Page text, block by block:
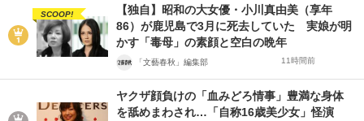
SCOOP!
【独自】昭和の大女優・小川真由美（享年
86）が鹿児島で3月に死去していた 実娘が明
かす「毒母」の素顔と空白の晩年
「文藝春秋」編集部 11時間前
ヤクザ顔負けの「血みどろ情事」豊満な身体
を舐めまわされ…「自称16歳美少女」怪演